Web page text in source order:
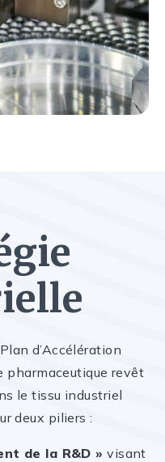
d’Accélération
pharmaceutique revêt
le tissu industriel
deux piliers :
de la R&D »visant